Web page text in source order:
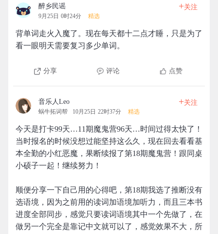
醉乡民谣
9月25日 0时24分 精选
+关注
背单词走火入魔了。现在每天都十二点才睡，只是为了
看一眼明天需要复习多少单词。
分享 评论 点赞
音乐人Leo
蜗牛拓词帮 10月25日 22时37分 精选
+关注
今天是打卡99天…11期魔鬼营96天…时间过得太快了！
当时报名的时候没想过能坚持这么久，现在回去看看基
本全勤的小红恶魔，果断续报了第18期魔鬼营！跟同桌
小硕子一起！继续努力！
顺便分享一下自己用的心得吧，第18期我选了推断没有
选语境，因为之前用的读词加语境加听力，而且三本书
进度全部同步，感觉只要读词语境其中一个先做了，在
做另一个完全是靠记中文就可以了，感觉效果不大，所